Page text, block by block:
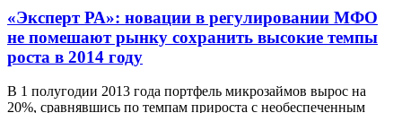
«Эксперт РА»: новации в регулировании МФО
не помешают рынку сохранить высокие темпы
роста в 2014 году
В 1 полугодии 2013 года портфель микрозаймов вырос на
20%, сравнявшись по темпам прироста с необеспеченным